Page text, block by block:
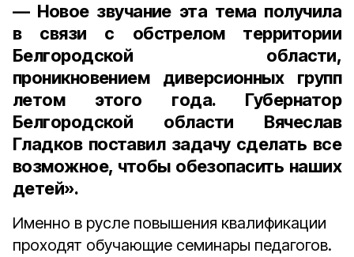
— Новое звучание эта тема получила
в связи с обстрелом территории
Белгородской области,
проникновением диверсионных групп
летом этого года. Губернатор
Белгородской области Вячеслав
Гладков поставил задачу сделать все
возможное, чтобы обезопасить наших
детей».
Именно в русле повышения квалификации
проходят обучающие семинары педагогов.